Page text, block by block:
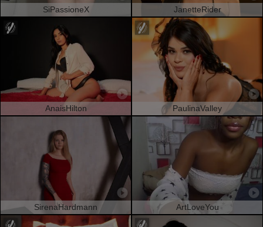
SiPassioneX JanetteRider
AnaisHilton PaulinaValley
SirenaHardmann ArtLoveYou